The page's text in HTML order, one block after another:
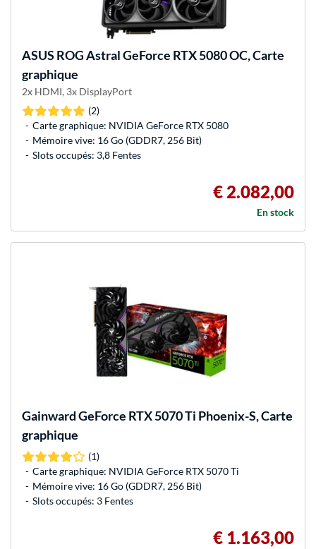
ASUS ROG Astral GeForce RTX 5080 OC, Carte
graphique
2x HDMI, 3x DisplayPort
(2)
Carte graphique: NVIDIA GeForce RTX 5080
Mémoire vive: 16 Go (GDDR7, 256 Bit)
Slots occupés: 3,8 Fentes
€ 2.082,00
En stock
GainwardGeForce RTX 5070 Ti Phoenix-S, Carte
graphique
(1)
Carte graphique: NVIDIA GeForce RTX 5070 Ti
Mémoire vive: 16 Go (GDDR7, 256 Bit)
Slots occupés: 3 Fentes
€ 1.163,00